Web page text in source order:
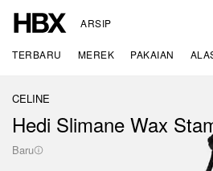
ARSIP
TERBARU MEREK PAKAIAN
CELINE
Hedi Slimane Wax
Baru